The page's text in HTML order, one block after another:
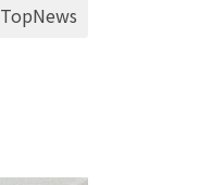
TopNews